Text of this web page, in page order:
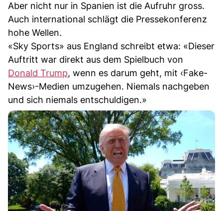
Aber nicht nur in Spanien ist die Aufruhr gross.
Auch international schlägt die Pressekonferenz
hohe Wellen.
«Sky Sports» aus England schreibt etwa: «Dieser
Auftritt war direkt aus dem Spielbuch von
Donald Trump, wenn es darum geht, mit ‹Fake-
News›-Medien umzugehen. Niemals nachgeben
und sich niemals entschuldigen.»